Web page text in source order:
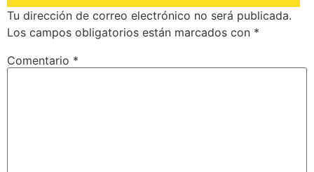
Tu dirección de correo electrónico no será publicada.
Los campos obligatorios están marcados con *
Comentario *